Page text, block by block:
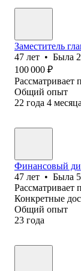
Заместитель
47 лет • Была
100 000 ₽
Рассматривает
Общий опыт
22 года 4 месяца
Финансовый
47 лет • Была
Рассматривает
Конкретные
Общий опыт
23 года